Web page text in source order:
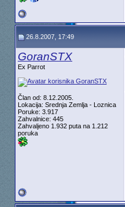
26.8.2007, 17:49
GoranSTX
Ex Parrot
Član od: 8.12.2005.
Lokacija: Srednja Zemlja - Loznica
Poruke: 3.917
Zahvalnice: 445
Zahvaljeno 1.932 puta na 1.212
poruka